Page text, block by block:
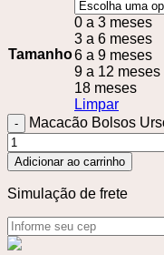
Tamanho
0 a 3 meses
3 a 6 meses
6 a 9 meses
9 a 12 meses
18 meses
Limpar
Macacão Bolsos
Adicionar ao carrinho
Simulação de frete